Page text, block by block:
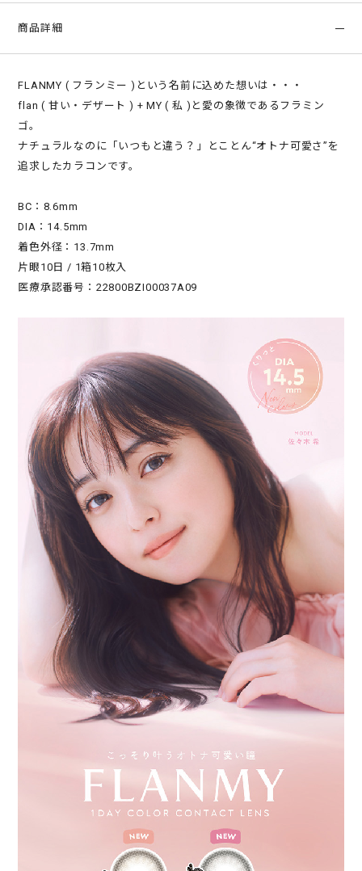
商品詳細
FLANMY ( フランミー )という名前に込めた想いは・・・
flan ( 甘い・デザート ) + MY ( 私 )と愛の象徴であるフラミン
ゴ。
ナチュラルなのに「いつもと違う？」とことん“オトナ可愛さ”を
追求したカラコンです。
BC：8.6mm
DIA：14.5mm
着色外径：13.7mm
片眼10日 / 1箱10枚入
医療承認番号：22800BZI00037A09